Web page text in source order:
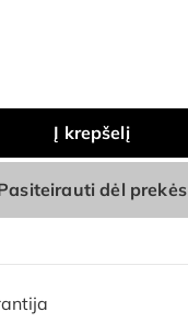
Į krepšelį
dėl prekės